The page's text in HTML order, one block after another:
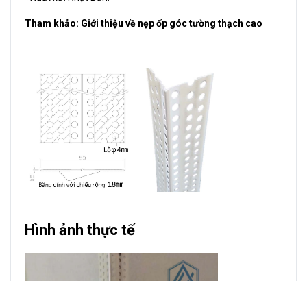
Tham khảo: Giới thiệu về nẹp ốp góc tường thạch cao
Hình ảnh thực tế